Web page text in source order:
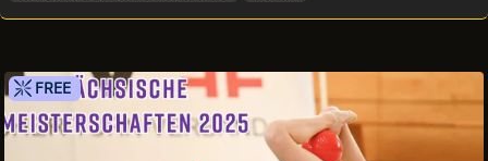
FREE